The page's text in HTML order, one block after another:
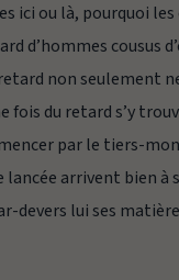
ici ou là, pourquoi les
d’hommes cousus
non seulement
fois du retard s’y
par le tiers-
arrivent bien à
devers lui ses